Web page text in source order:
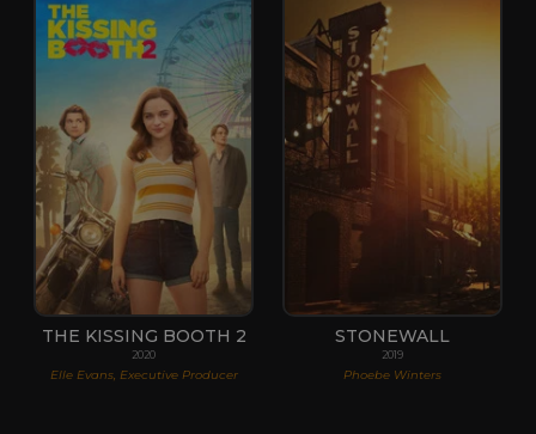
THE KISSING BOOTH 2
2020
Elle Evans, Executive Producer
STONEWALL
2019
Phoebe Winters